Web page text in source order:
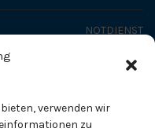
verwenden wir
zu
NOTDIENST
Tholen